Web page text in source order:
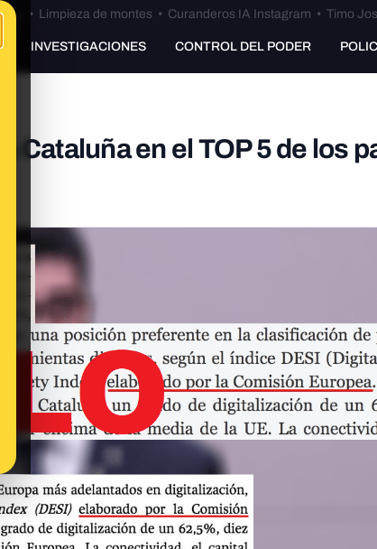
• Limpieza de montes• Curanderos IA Instagram • Timo
INVESTIGACIONES CONTROL DEL PODER
Cataluña en el TOP 5 de los